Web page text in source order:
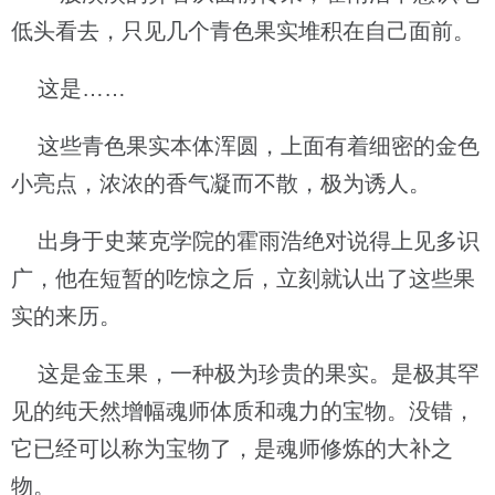
低头看去，只见几个青色果实堆积在自己面前。
这是……
这些青色果实本体浑圆，上面有着细密的金色
小亮点，浓浓的香气凝而不散，极为诱人。
出身于史莱克学院的霍雨浩绝对说得上见多识
广，他在短暂的吃惊之后，立刻就认出了这些果
实的来历。
这是金玉果，一种极为珍贵的果实。是极其罕
见的纯天然增幅魂师体质和魂力的宝物。没错，
它已经可以称为宝物了，是魂师修炼的大补之
物。